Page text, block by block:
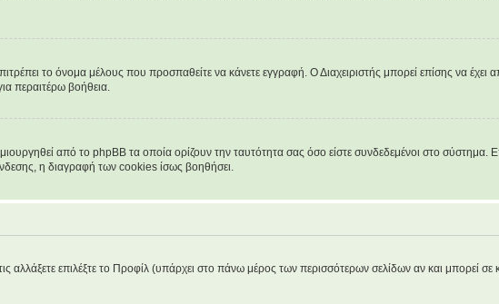
το όνομα μέλους που προσπαθείτε να κάνετε εγγραφή. Ο Διαχειριστής μπορεί επίσης να έχει
περαιτέρω βοήθεια.
από το phpBB τα οποία ορίζουν την ταυτότητα σας όσο είστε συνδεδεμένοι στο σύστημα.
η διαγραφή των cookies ίσως βοηθήσει.
αλλάξετε επιλέξτε το Προφίλ (υπάρχει στο πάνω μέρος των περισσότερων σελίδων αν και μπορεί σε